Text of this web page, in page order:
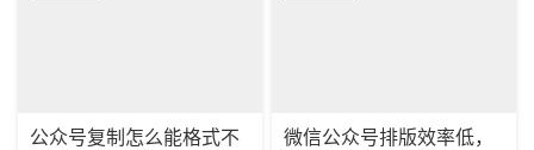
公众号复制怎么能格式不
微信公众号排版效率低，